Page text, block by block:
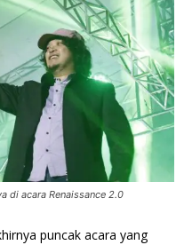
di acara Renaissance 2.0
puncak acara yang